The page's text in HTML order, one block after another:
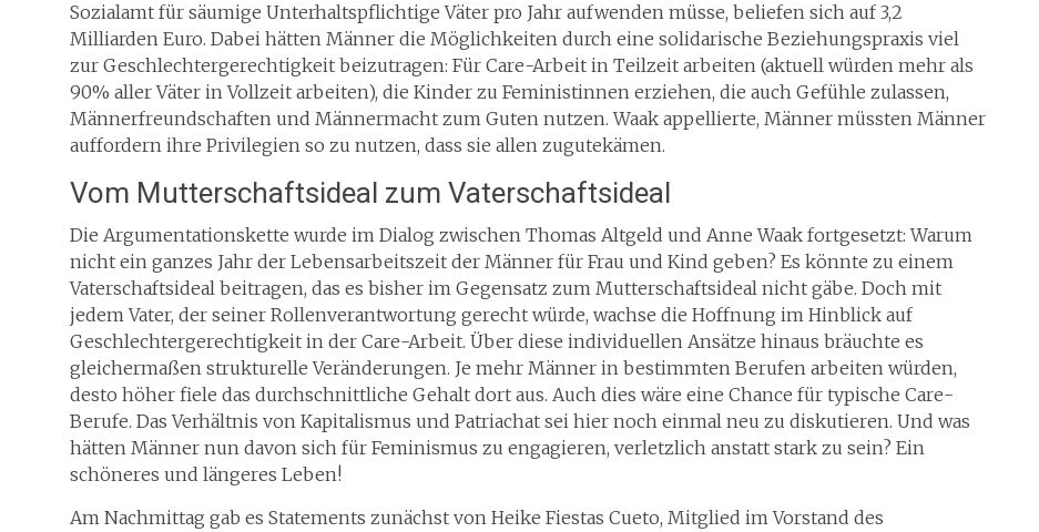
Sozialamt für säumige Unterhaltspflichtige Väter pro Jahr aufwenden müsse, beliefen sich auf 3,2
Milliarden Euro. Dabei hätten Männer die Möglichkeiten durch eine solidarische Beziehungspraxis viel
zur Geschlechtergerechtigkeit beizutragen: Für Care-Arbeit in Teilzeit arbeiten (aktuell würden mehr als
90% aller Väter in Vollzeit arbeiten), die Kinder zu Feministinnen erziehen, die auch Gefühle zulassen,
Männerfreundschaften und Männermacht zum Guten nutzen. Waak appellierte, Männer müssten Männer
auffordern ihre Privilegien so zu nutzen, dass sie allen zugutekämen.
Vom Mutterschaftsideal zum Vaterschaftsideal
Die Argumentationskette wurde im Dialog zwischen Thomas Altgeld und Anne Waak fortgesetzt: Warum
nicht ein ganzes Jahr der Lebensarbeitszeit der Männer für Frau und Kind geben? Es könnte zu einem
Vaterschaftsideal beitragen, das es bisher im Gegensatz zum Mutterschaftsideal nicht gäbe. Doch mit
jedem Vater, der seiner Rollenverantwortung gerecht würde, wachse die Hoffnung im Hinblick auf
Geschlechtergerechtigkeit in der Care-Arbeit. Über diese individuellen Ansätze hinaus bräuchte es
gleichermaßen strukturelle Veränderungen. Je mehr Männer in bestimmten Berufen arbeiten würden,
desto höher fiele das durchschnittliche Gehalt dort aus. Auch dies wäre eine Chance für typische Care-
Berufe. Das Verhältnis von Kapitalismus und Patriachat sei hier noch einmal neu zu diskutieren. Und was
hätten Männer nun davon sich für Feminismus zu engagieren, verletzlich anstatt stark zu sein? Ein
schöneres und längeres Leben!
Am Nachmittag gab es Statements zunächst von Heike Fiestas Cueto, Mitglied im Vorstand des